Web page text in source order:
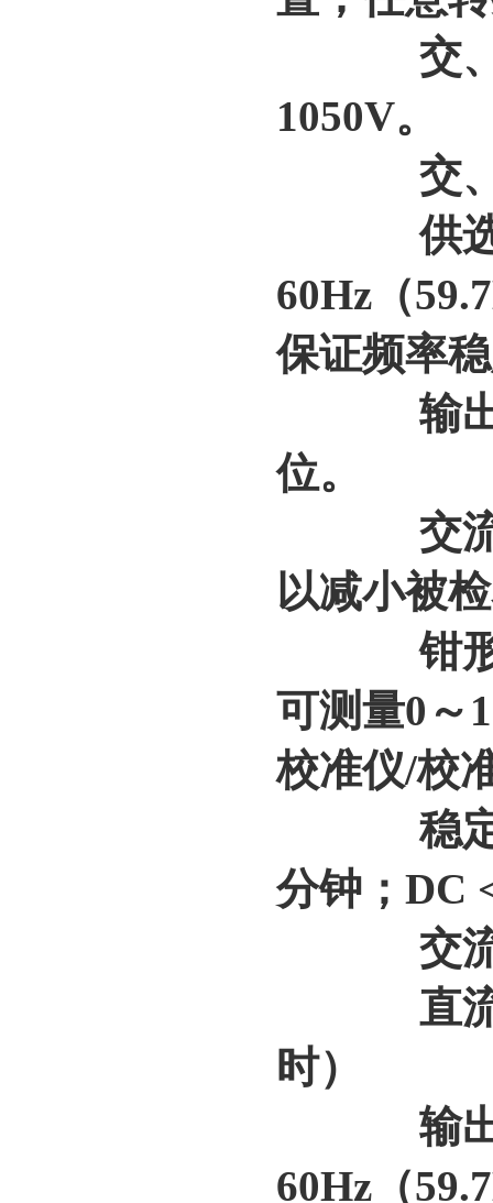
交、直
1050V。
交、直
供选择
60Hz（
保证频率
输出载
位。
交流
以减小被
钳形表
可测量0～
校准仪/
稳定性
分钟；DC
交流
直流纹
时）
输出频
60Hz（